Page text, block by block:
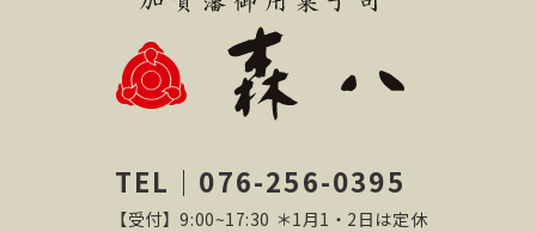
TEL｜076-256-0395
【受付】9:00~17:30 ＊1月1・2日は定休